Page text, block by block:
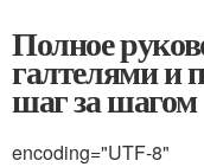
Полное
галтелями и
шаг за шагом
encoding="UTF-8"